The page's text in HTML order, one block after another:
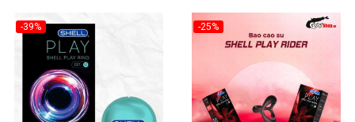
-39%
-25%